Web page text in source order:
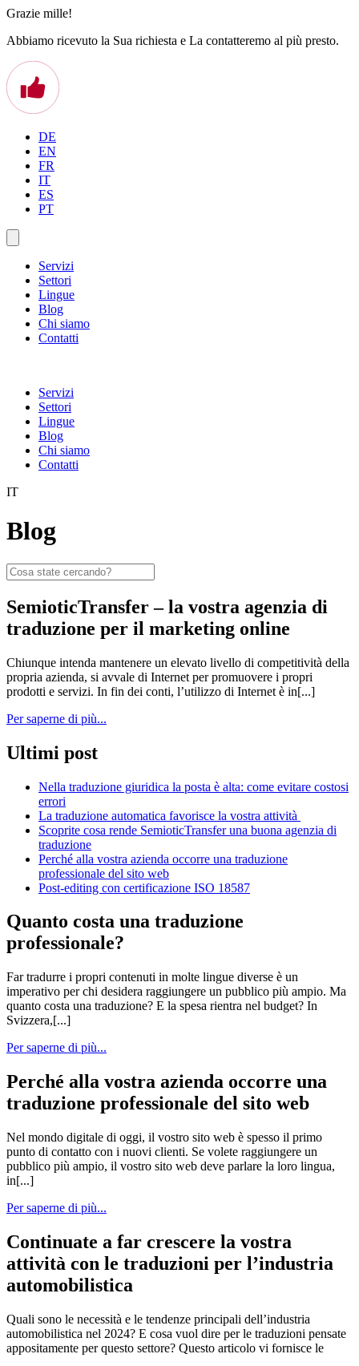
Grazie mille!
Abbiamo ricevuto la Sua richiesta e La contatteremo al più presto.
DE
EN
FR
IT
ES
PT
Servizi
Settori
Lingue
Blog
Chi siamo
Contatti
Servizi
Settori
Lingue
Blog
Chi siamo
Contatti
IT
Blog
SemioticTransfer – la vostra agenzia di
traduzione per il marketing online
Chiunque intenda mantenere un elevato livello di competitività della
propria azienda, si avvale di Internet per promuovere i propri
prodotti e servizi. In fin dei conti, l’utilizzo di Internet è in[...]
Per saperne di più...
Ultimi post
Nella traduzione giuridica la posta è alta: come evitare costosi
errori
La traduzione automatica favorisce la vostra attività
Scoprite cosa rende SemioticTransfer una buona agenzia di
traduzione
Perché alla vostra azienda occorre una traduzione
professionale del sito web
Post-editing con certificazione ISO 18587
Quanto costa una traduzione
professionale?
Far tradurre i propri contenuti in molte lingue diverse è un
imperativo per chi desidera raggiungere un pubblico più ampio. Ma
quanto costa una traduzione? E la spesa rientra nel budget? In
Svizzera,[...]
Per saperne di più...
Perché alla vostra azienda occorre una
traduzione professionale del sito web
Nel mondo digitale di oggi, il vostro sito web è spesso il primo
punto di contatto con i nuovi clienti. Se volete raggiungere un
pubblico più ampio, il vostro sito web deve parlare la loro lingua,
in[...]
Per saperne di più...
Continuate a far crescere la vostra
attività con le traduzioni per l’industria
automobilistica
Quali sono le necessità e le tendenze principali dell’industria
automobilistica nel 2024? E cosa vuol dire per le traduzioni pensate
appositamente per questo settore? Questo articolo vi fornisce le